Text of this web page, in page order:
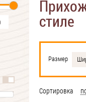
стиле
Размер
Сортировка